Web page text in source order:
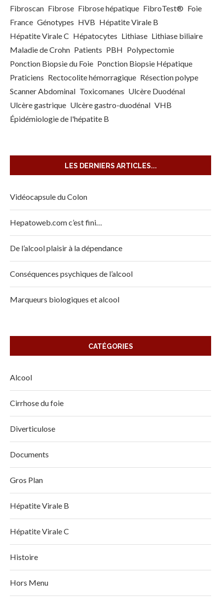
Fibroscan Fibrose Fibrose hépatique FibroTest® Foie
France Génotypes HVB Hépatite Virale B
Hépatite Virale C Hépatocytes Lithiase Lithiase biliaire
Maladie de Crohn Patients PBH Polypectomie
Ponction Biopsie du Foie Ponction Biopsie Hépatique
Praticiens Rectocolite hémorragique Résection polype
Scanner Abdominal Toxicomanes Ulcère Duodénal
Ulcère gastrique Ulcère gastro-duodénal VHB
Épidémiologie de l'hépatite B
LES DERNIERS ARTICLES...
Vidéocapsule du Colon
Hepatoweb.com c’est fini…
De l’alcool plaisir à la dépendance
Conséquences psychiques de l’alcool
Marqueurs biologiques et alcool
CATÉGORIES
Alcool
Cirrhose du foie
Diverticulose
Documents
Gros Plan
Hépatite Virale B
Hépatite Virale C
Histoire
Hors Menu